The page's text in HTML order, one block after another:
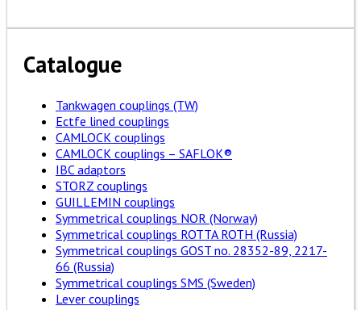
Catalogue
Tankwagen couplings (TW)
Ectfe lined couplings
CAMLOCK couplings
CAMLOCK couplings – SAFLOK®
IBC adaptors
STORZ couplings
GUILLEMIN couplings
Symmetrical couplings NOR (Norway)
Symmetrical couplings ROTTA ROTH (Russia)
Symmetrical couplings GOST no. 28352-89, 2217-
66 (Russia)
Symmetrical couplings SMS (Sweden)
Lever couplings